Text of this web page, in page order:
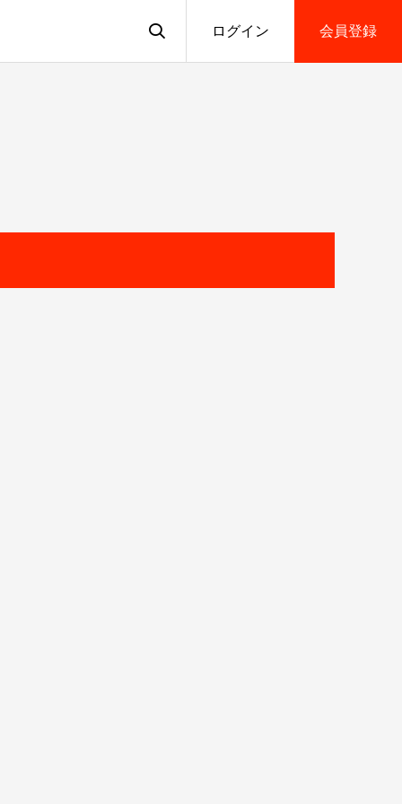
ログイン 会員登録